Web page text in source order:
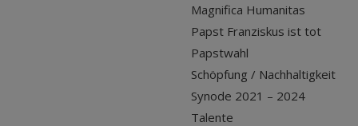
Magnifica Humanitas
Papst Franziskus ist tot
Papstwahl
Schöpfung / Nachhaltigkeit
Synode 2021 – 2024
Talente